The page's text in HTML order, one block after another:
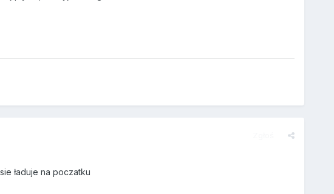
ładuje na poczatku